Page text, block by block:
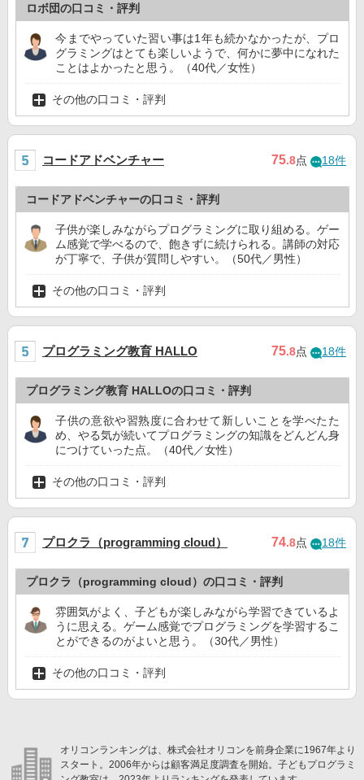
ロボ団の口コミ・評判
今までやっていた習い事は1年も続かなかったが、プロ
グラミングはとても楽しいようで、何かに夢中になれた
ことはよかったと思う。（40代／女性）
その他の口コミ・評判
コードアドベンチャー 75.8点 18件
コードアドベンチャーの口コミ・評判
子供が楽しみながらプログラミングに取り組める。ゲー
ム感覚で学べるので、飽きずに続けられる。講師の対応
が丁寧で、子供が質問しやすい。（50代／男性）
その他の口コミ・評判
プログラミング教育 HALLO 75.8点 18件
プログラミング教育 HALLOの口コミ・評判
子供の意欲や習熟度に合わせて新しいことを学べたた
め、やる気が続いてプログラミングの知識をどんどん身
につけていった点。（40代／女性）
その他の口コミ・評判
プロクラ（programming cloud） 74.8点 18件
プロクラ（programming cloud）の口コミ・評判
雰囲気がよく、子どもが楽しみながら学習できているよ
うに思える。ゲーム感覚でプログラミングを学習するこ
とができるのがよいと思う。（30代／男性）
その他の口コミ・評判
オリコンランキングは、株式会社オリコンを前身企業に1967年より
スタート。2006年からは顧客満足度調査を開始。子どもプログラミ